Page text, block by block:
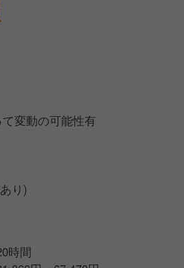
クもOK◎
ルアップが可能な環境です！
変動の可能性有
り)
時間